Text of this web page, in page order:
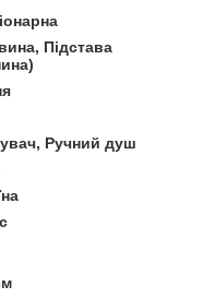
Підстава
Ручний душ